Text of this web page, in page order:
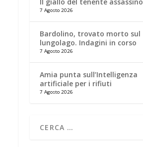
7 Agosto 2026
Bardolino, trovato morto sul
lungolago. Indagini in corso
7 Agosto 2026
Amia punta sull’Intelligenza
artificiale per i rifiuti
7 Agosto 2026